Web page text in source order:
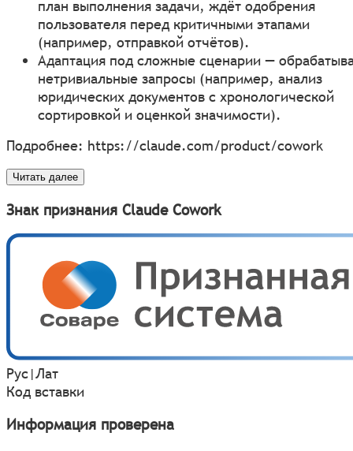
план выполнения задачи, ждёт одобрения
пользователя перед критичными этапами
(например, отправкой отчётов).
Адаптация под сложные сценарии —
нетривиальные запросы (например, анализ
юридических документов с хронологической
сортировкой и оценкой значимости).
Подробнее: https://claude.com/product/cowork
Читать далее
Знак признания Claude Cowork
Рус|Лат
Код вставки
Информация проверена